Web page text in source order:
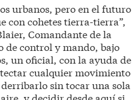
urbanos, pero en el futuro
con cohetes tierra-tierra”,
Comandante de la
de control y mando, bajo
un oficial, con la ayuda de
cualquier movimiento
sin tocar una sola
y decidir desde aquí si